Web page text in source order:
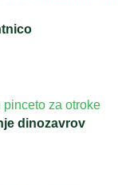
dinozavrov